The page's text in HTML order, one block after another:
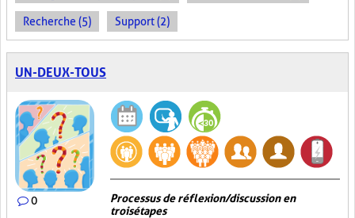
Recherche (5) Support (2)
UN-DEUX-TOUS
0
Processus de réflexion/discussion en
trois étapes